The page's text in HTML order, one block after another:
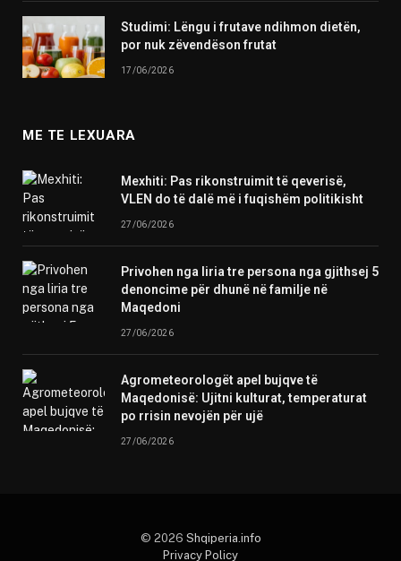
Studimi: Lëngu i frutave ndihmon dietën,
por nuk zëvendëson frutat
17/06/2026
ME TE LEXUARA
Mexhiti: Pas rikonstruimit të qeverisë,
VLEN do të dalë më i fuqishëm politikisht
27/06/2026
Privohen nga liria tre persona nga gjithsej 5
denoncime për dhunë në familje në
Maqedoni
27/06/2026
Agrometeorologët apel bujqve të
Maqedonisë: Ujitni kulturat, temperaturat
po rrisin nevojën për ujë
27/06/2026
© 2026 Shqiperia.info
Privacy Policy